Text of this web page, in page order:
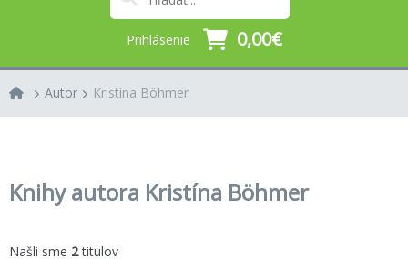
Prihlásenie 0,00€
Autor Kristína Böhmer
Knihy autora Kristína Böhmer
Našli sme 2titulov